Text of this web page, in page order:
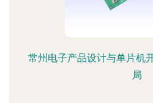
常州电子产品设计与单片机
局